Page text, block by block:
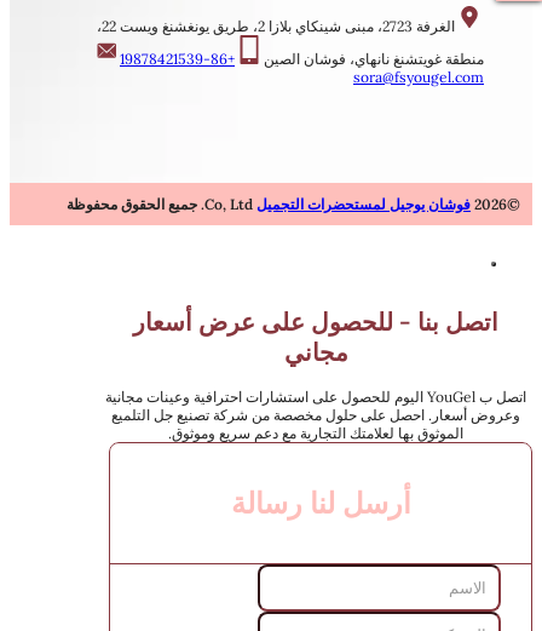
الغرفة 2723، مبنى شينكاي بلازا 2، طريق يونغشنغ ويست 22،
منطقة غويتشنغ نانهاي، فوشان الصين
+86-19878421539
sora@fsyougel.com
©2026 فوشان يوجيل لمستحضرات التجميل
اتصل بنا - للحصول على عرض أسعار
مجاني
اتصل ب YouGel اليوم للحصول على استشارات احترافية وعينات مجانية
وعروض أسعار. احصل على حلول مخصصة من شركة تصنيع جل التلميع
الموثوق بها لعلامتك التجارية مع دعم سريع وموثوق.
أرسل لنا رسالة